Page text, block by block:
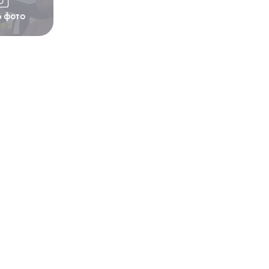
фото